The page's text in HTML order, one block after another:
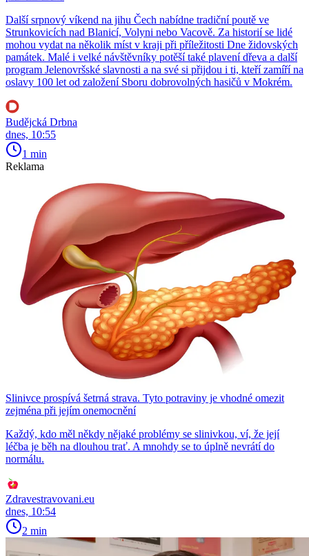
Další srpnový víkend na jihu Čech nabídne tradiční poutě ve
Strunkovicích nad Blanicí, Volyni nebo Vacově. Za historií se lidé
mohou vydat na několik míst v kraji při příležitosti Dne židovských
památek. Malé i velké návštěvníky potěší také plavení dřeva a další
program Jelenovršské slavnosti a na své si přijdou i ti, kteří zamíří na
oslavy 100 let od založení Sboru dobrovolných hasičů v Mokrém.
Budějcká Drbna
dnes, 10:55
1 min
Reklama
Slinivce prospívá šetrná strava. Tyto potraviny je vhodné omezit
zejména při jejím onemocnění
Každý, kdo měl někdy nějaké problémy se slinivkou, ví, že její
léčba je běh na dlouhou trať. A mnohdy se to úplně nevrátí do
normálu.
Zdravestravovani.eu
dnes, 10:54
2 min